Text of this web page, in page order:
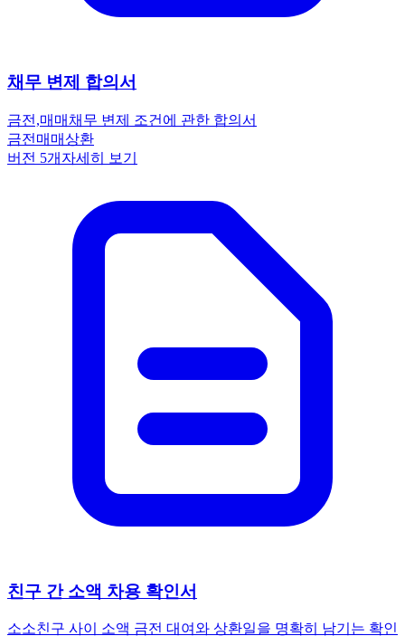
채무 변제 합의서
금전,매매 채무 변제 조건에 관한 합의서
금전 매매상환
버전 5개 자세히 보기
친구 간 소액 차용 확인서
소소친구 사이 소액 금전 대여와 상환일을 명확히 남기는 확인